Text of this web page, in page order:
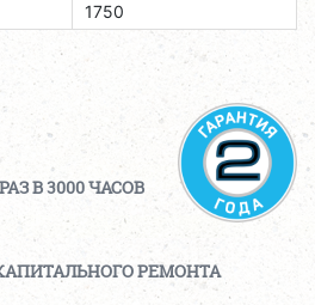
1750
В 3000 ЧАСОВ
РЕМОНТА